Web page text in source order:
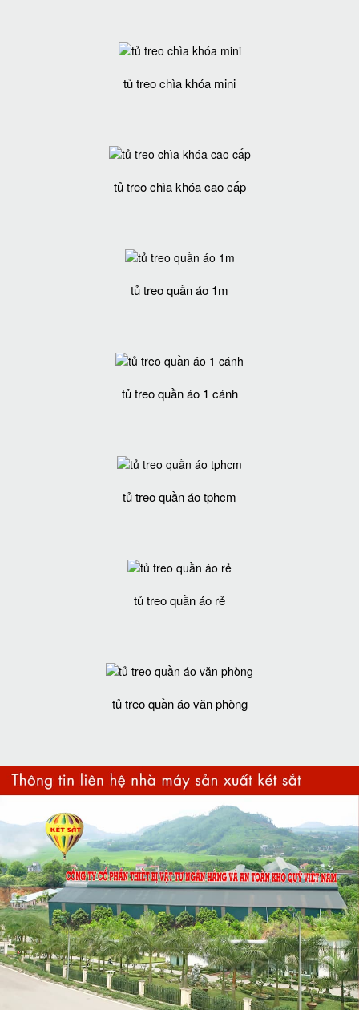
tủ treo chìa khóa mini
tủ treo chìa khóa cao cấp
tủ treo quần áo 1m
tủ treo quần áo 1 cánh
tủ treo quần áo tphcm
tủ treo quần áo rẻ
tủ treo quần áo văn phòng